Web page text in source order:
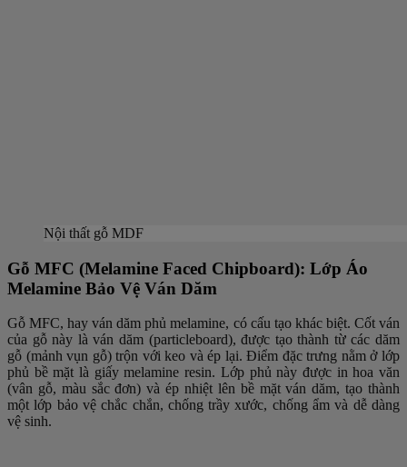
Nội thất gỗ MDF
Gỗ MFC (Melamine Faced Chipboard): Lớp Áo
Melamine Bảo Vệ Ván Dăm
Gỗ MFC, hay ván dăm phủ melamine, có cấu tạo khác biệt. Cốt ván
của gỗ này là ván dăm (particleboard), được tạo thành từ các dăm
gỗ (mảnh vụn gỗ) trộn với keo và ép lại. Điểm đặc trưng nằm ở lớp
phủ bề mặt là giấy melamine resin. Lớp phủ này được in hoa văn
(vân gỗ, màu sắc đơn) và ép nhiệt lên bề mặt ván dăm, tạo thành
một lớp bảo vệ chắc chắn, chống trầy xước, chống ẩm và dễ dàng
vệ sinh.